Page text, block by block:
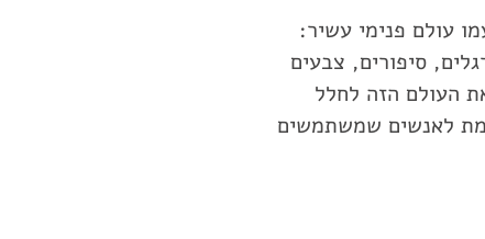
עולם פנימי עשיר:
סיפורים, צבעים
העולם הזה לחלל
לאנשים שמשתמשים